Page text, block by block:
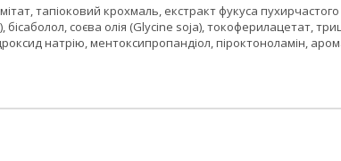
тапіоковий крохмаль, екстракт фукуса
соєва олія (Glycine soja), токоферилацетат,
натрію, ментоксипропандіол, піроктоноламін,